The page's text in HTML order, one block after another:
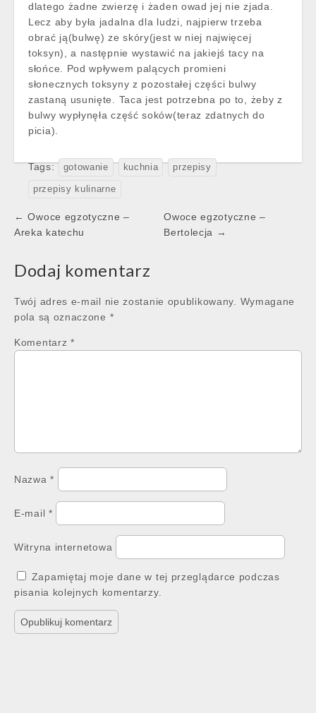
dlatego żadne zwierzę i żaden owad jej nie zjada.
Lecz aby była jadalna dla ludzi, najpierw trzeba
obrać ją(bulwę) ze skóry(jest w niej najwięcej
toksyn), a następnie wystawić na jakiejś tacy na
słońce. Pod wpływem palących promieni
słonecznych toksyny z pozostałej części bulwy
zastaną usunięte. Taca jest potrzebna po to, żeby z
bulwy wypłynęła część soków(teraz zdatnych do
picia).
Tags: gotowanie kuchnia przepisy
przepisy kulinarne
Post
navigation
← Owoce egzotyczne –
Areka katechu
Owoce egzotyczne –
Bertolecja →
Dodaj komentarz
Twój adres e-mail nie zostanie opublikowany.
Wymagane
pola są oznaczone *
Komentarz *
Nazwa*
E-mail *
Witryna internetowa
Zapamiętaj moje dane w tej przeglądarce podczas
pisania kolejnych komentarzy.